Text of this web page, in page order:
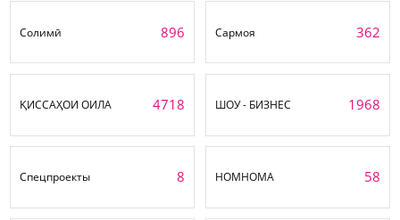
Солимӣ 896 Сармоя 362
ҚИССАҲОИ ОИЛА 4718 ШОУ - БИЗНЕС 1968
Спецпроекты 8 НОМНОМА 58